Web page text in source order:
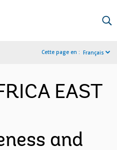
Cette page en : Français
EAST
and